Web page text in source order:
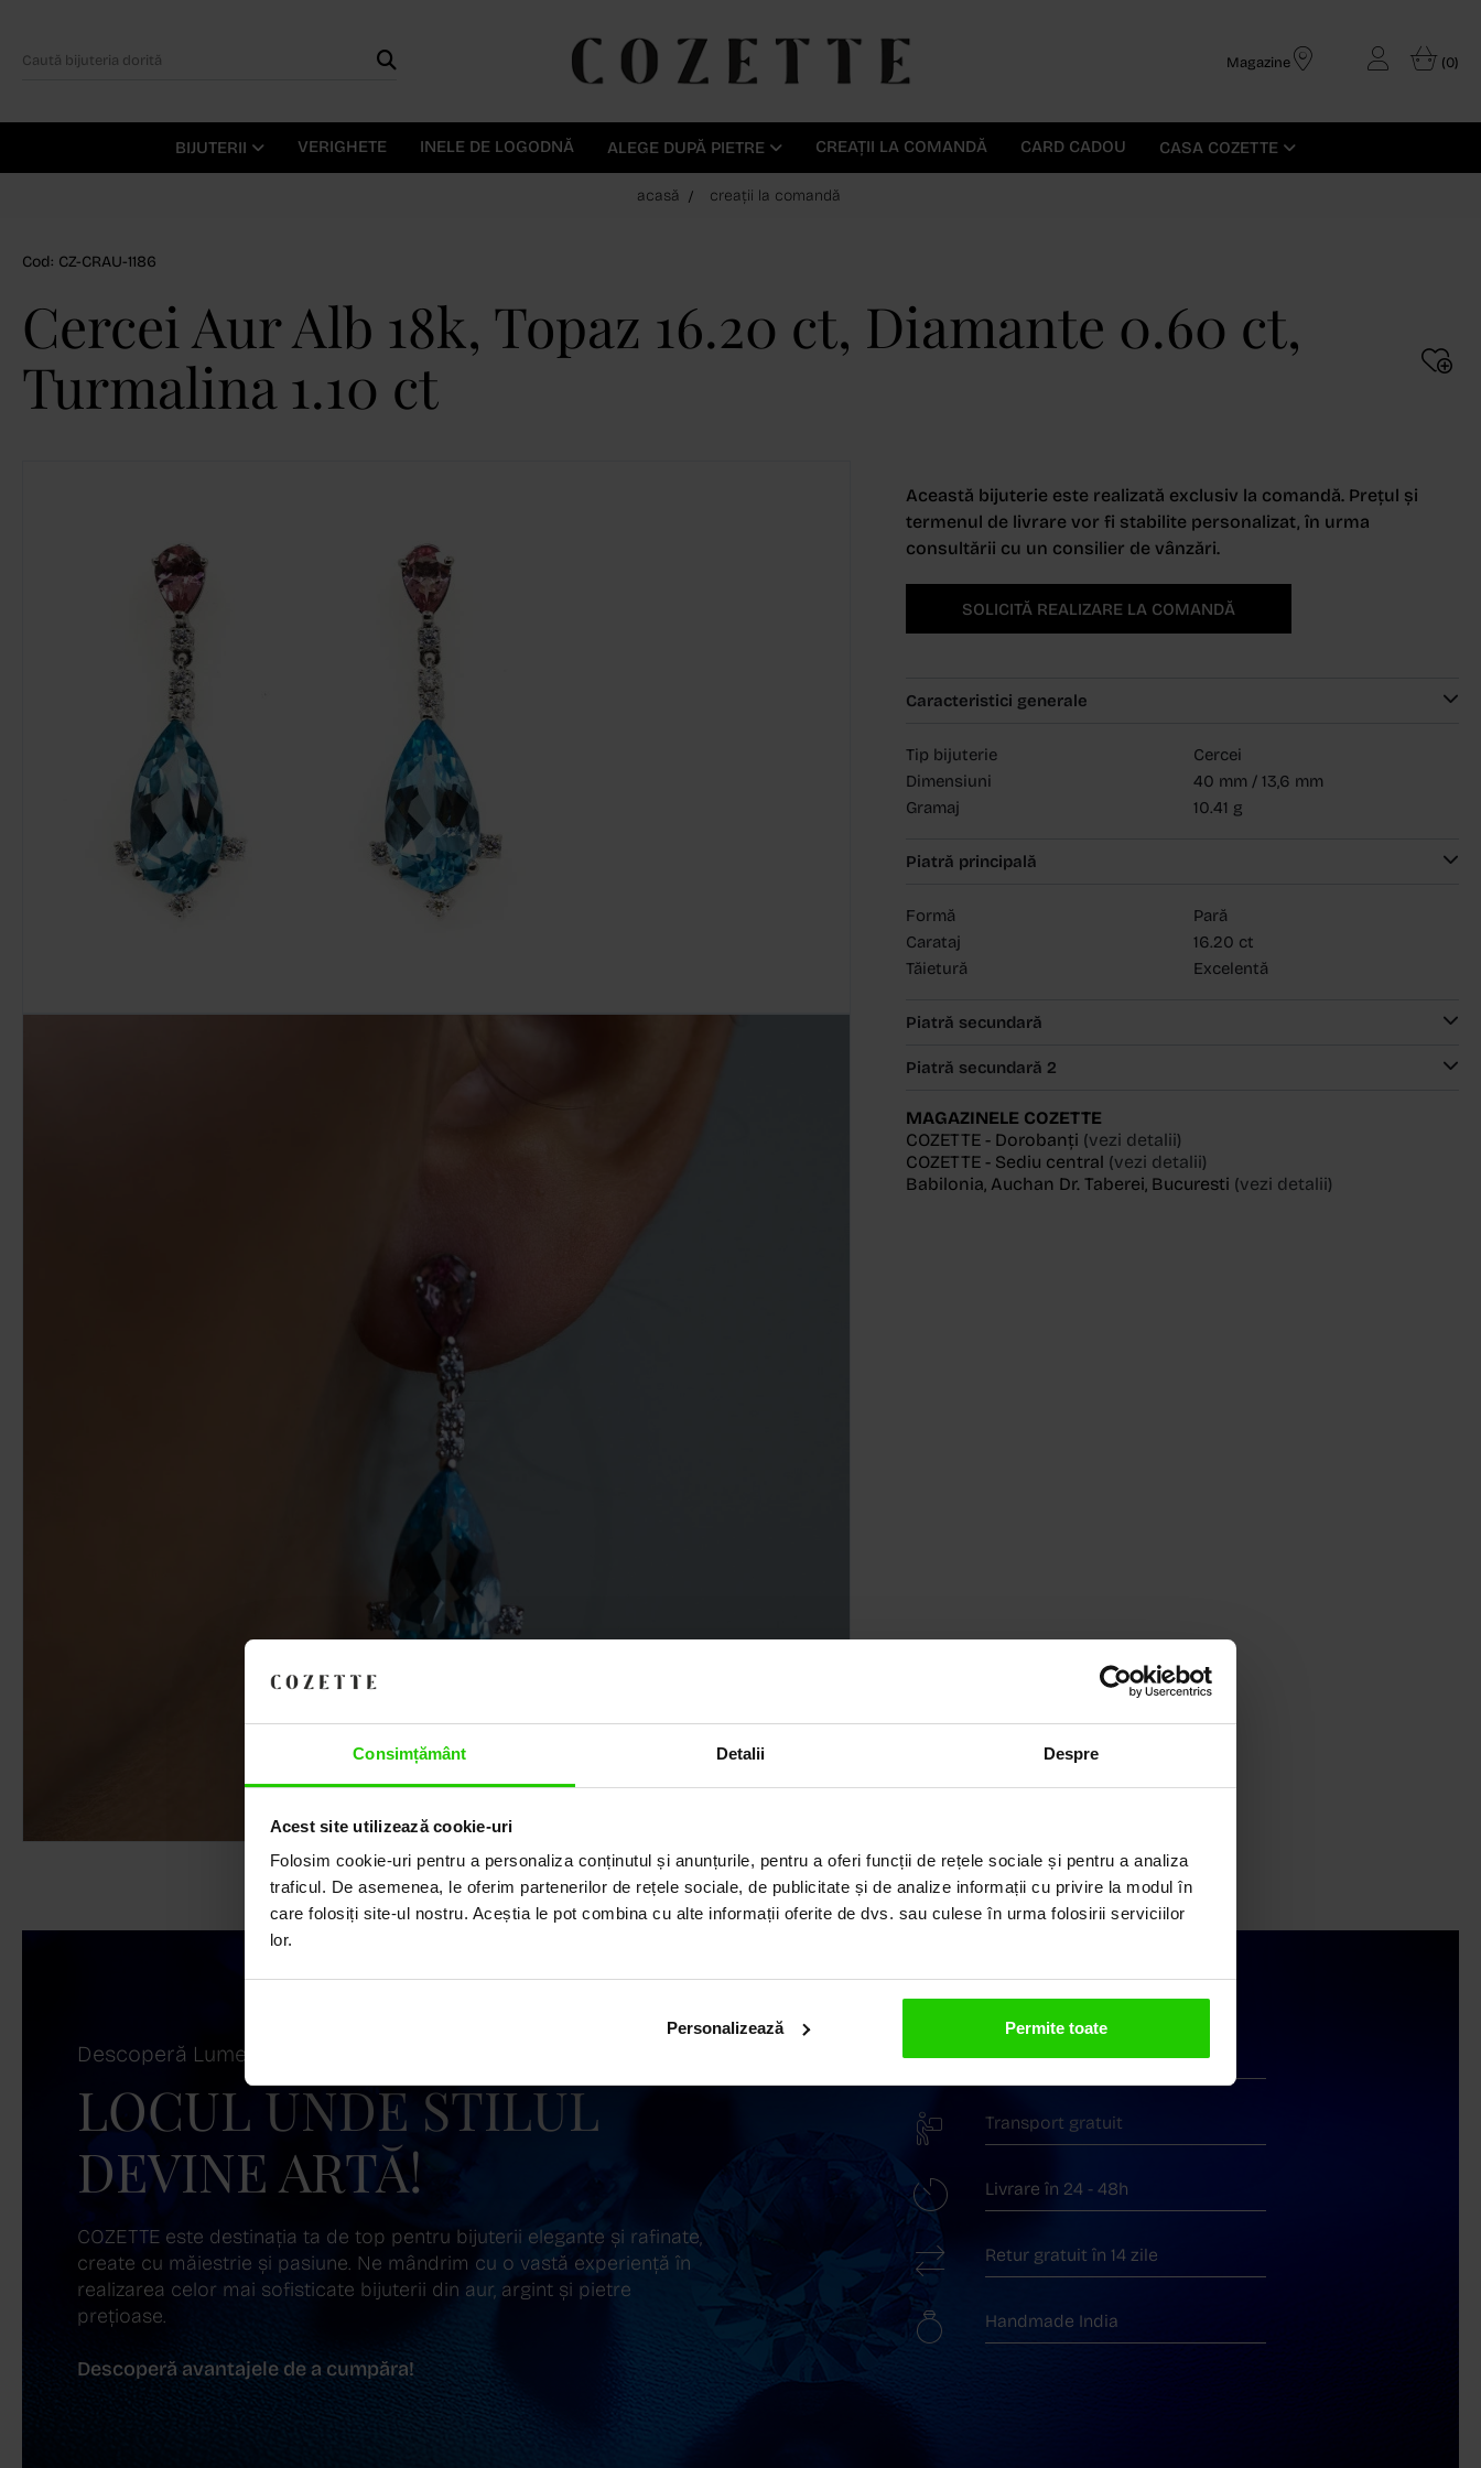
Consimțământ Detalii Despre
Acest site utilizează cookie-uri
Folosim cookie-uri pentru a personaliza conținutul și anunțurile, pentru a oferi funcții de rețele sociale și pentru a analiza
traficul. De asemenea, le oferim partenerilor de rețele sociale, de publicitate și de analize informații cu privire la modul în
care folosiți site-ul nostru. Aceștia le pot combina cu alte informații oferite de dvs. sau culese în urma folosirii serviciilor
lor.
Personalizează Permite toate
Magazine (0)
BIJUTERII VERIGHETE INELE DE LOGODNĂ ALEGE DUPĂ PIETRE CREAȚII LA COMANDĂ CARD CADOU CASA COZETTE
acasă creații la comandă
Cod: CZ-CRAU-1186
Cercei Aur Alb 18k, Topaz 16.20 ct, Diamante 0.60 ct,
Turmalina 1.10 ct
Această bijuterie este realizată exclusiv la comandă. Prețul și
termenul de livrare vor fi stabilite personalizat, în urma
consultării cu un consilier de vânzări.
SOLICITĂ REALIZARE LA COMANDĂ
Caracteristici generale
Tip bijuterie
Cercei
Dimensiuni
40 mm / 13,6 mm
Gramaj
10.41 g
Piatră principală
Formă
Pară
Carataj
16.20 ct
Tăietură
Excelentă
Piatră secundară
Piatră secundară 2
MAGAZINELE COZETTE
COZETTE - Dorobanți (vezi detalii)
COZETTE - Sediu central (vezi detalii)
Babilonia, Auchan Dr. Taberei, Bucuresti (vezi detalii)
Descoperă Lumea COZETTE,
LOCUL UNDE STILUL
DEVINE ARTĂ!
COZETTE este destinația ta de top pentru bijuterii elegante și rafinate,
create cu măiestrie și pasiune. Ne mândrim cu o vastă experiență în
realizarea celor mai sofisticate bijuterii din aur, argint și pietre
prețioase.
Descoperă avantajele de a cumpăra!
Livrare în cutie cadou
Transport gratuit
Livrare în 24 - 48h
Retur gratuit în 14 zile
Handmade India